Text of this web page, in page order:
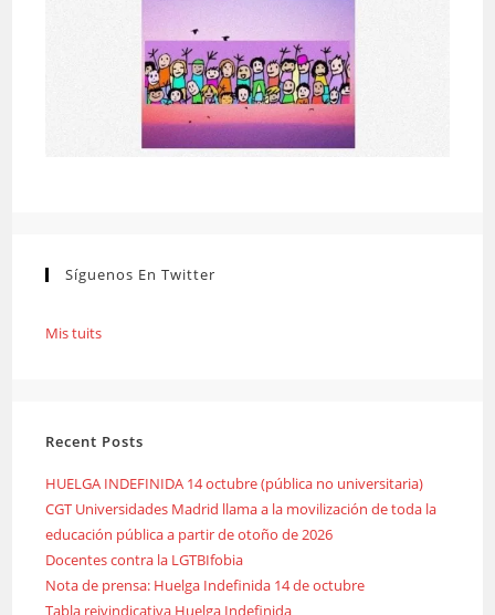
Síguenos En Twitter
Mis tuits
Recent Posts
HUELGA INDEFINIDA 14 octubre (pública no universitaria)
CGT Universidades Madrid llama a la movilización de toda la
educación pública a partir de otoño de 2026
Docentes contra la LGTBIfobia
Nota de prensa: Huelga Indefinida 14 de octubre
Tabla reivindicativa Huelga Indefinida